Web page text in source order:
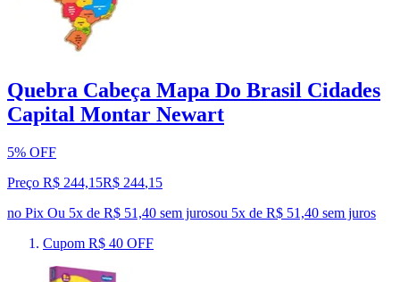
Quebra Cabeça Mapa Do Brasil Cidades
Capital Montar Newart
5% OFF
Preço R$ 244,15R$ 244,15
no Pix Ou 5x de R$ 51,40 sem jurosou 5x de R$ 51,40 sem juros
Cupom R$ 40 OFF